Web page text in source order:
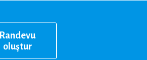
Randevu
oluştur